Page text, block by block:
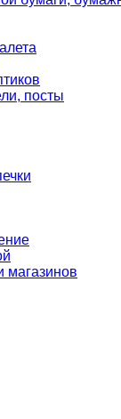
посты
магазинов